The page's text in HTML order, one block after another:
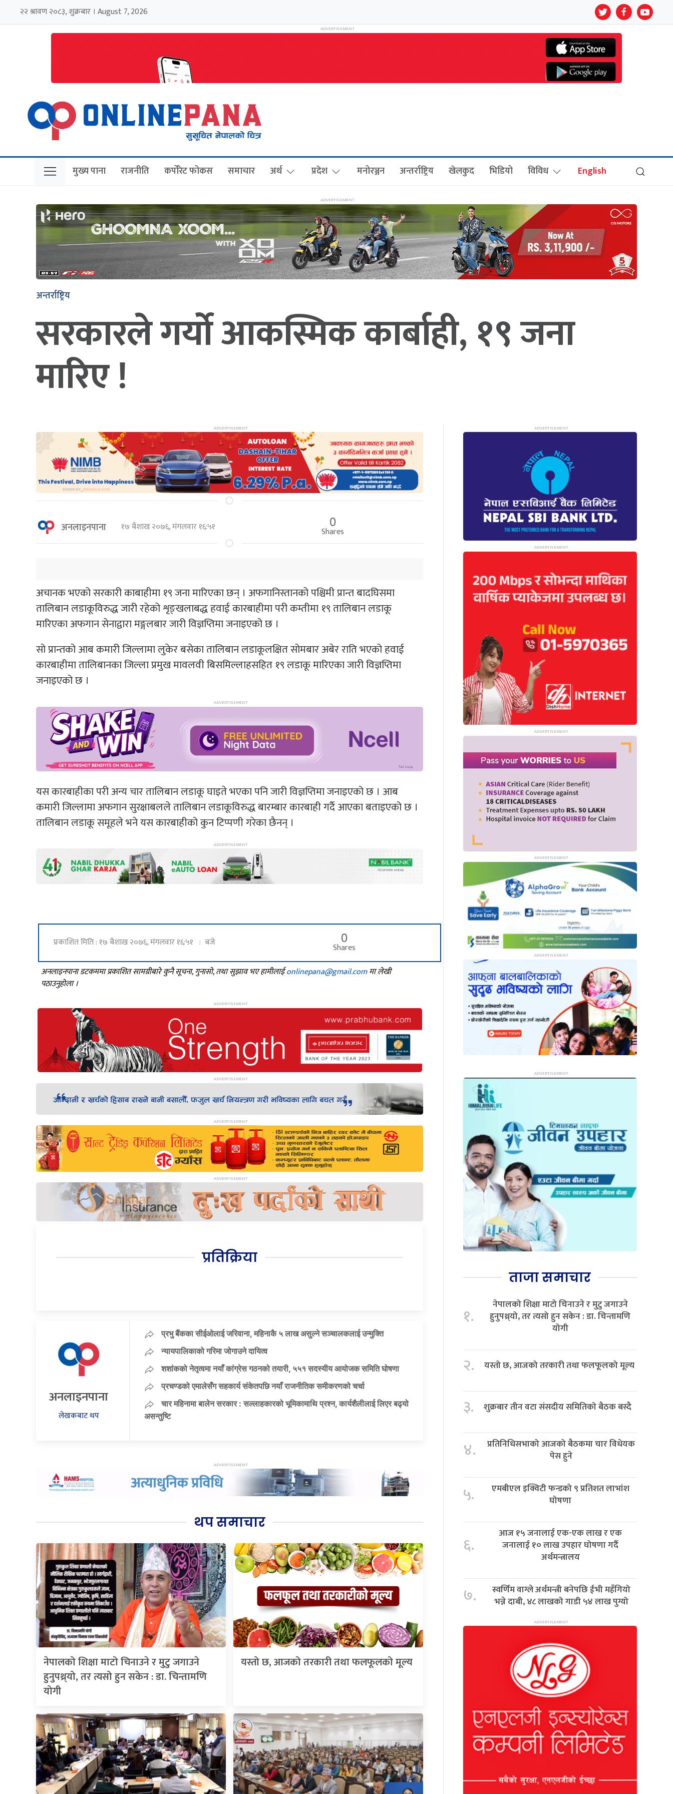
२२ श्रावण २०८३, शुक्रबार । August 7, 2026
मुख्य पाना राजनीति कर्पोरेट फोकस समाचार अर्थ प्रदेश मनोरञ्जन अन्तर्राष्ट्रिय खेलकुद भिडियो विविध English
अन्तर्राष्ट्रिय
सरकारले गर्यो आकस्मिक कार्बाही, १९ जना
मारिए !
अनलाइनपाना १७ बैशाख २०७६, मंगलवार १६:५१ 0
Shares
अचानक भएको सरकारी काबाहीमा १९ जना मारिएका छन् । अफगानिस्तानको पश्चिमी प्रान्त बादघिसमा
तालिबान लडाकूविरुद्ध जारी रहेको शृङ्खलाबद्ध हवाई कारबाहीमा परी कम्तीमा १९ तालिबान लडाकू
मारिएका अफगान सेनाद्वारा मङ्गलबार जारी विज्ञप्तिमा जनाइएको छ ।
सो प्रान्तको आब कमारी जिल्लामा लुकेर बसेका तालिबान लडाकूलक्षित सोमबार अबेर राति भएको हवाई
कारबाहीमा तालिबानका जिल्ला प्रमुख मावलवी बिसमिल्लाहसहित १९ लडाकू मारिएका जारी विज्ञप्तिमा
जनाइएको छ ।
यस कारबाहीका परी अन्य चार तालिबान लडाकू घाइते भएका पनि जारी विज्ञप्तिमा जनाइएको छ । आब
कमारी जिल्लामा अफगान सुरक्षाबलले तालिबान लडाकूविरुद्ध बारम्बार कारबाही गर्दै आएका बताइएको छ ।
तालिबान लडाकू समूहले भने यस कारबाहीको कुन टिप्पणी गरेका छैनन् ।
प्रकाशित मिति : १७ बैशाख २०७६, मंगलवार १६:५१ : बजे 0
Shares
अनलाइनपाना डटकममा प्रकाशित सामग्रीबारे कुनै सूचना, गुनासो, तथा सुझाव भए हामीलाईonlinepana@gmail.comमा लेखी
पठाउनुहोला ।
प्रतिक्रिया
अनलाइनपाना
लेखकबाट थप
प्रभु बैंकका सीईओलाई जरिवाना, महिनाकै ५ लाख असुल्ने सञ्चालकलाई उन्मुक्ति
न्यायपालिकाको गरिमा जोगाउने दायित्व
शशांकको नेतृत्वमा नयाँ कांग्रेस गठनको तयारी, ५५१ सदस्यीय आयोजक समिति घोषणा
प्रचण्डको एमालेसँग सहकार्य संकेतपछि नयाँ राजनीतिक समीकरणको चर्चा
चार महिनामा बालेन सरकार : सल्लाहकारको भूमिकामाथि प्रश्न, कार्यशैलीलाई लिएर बढ्यो
असन्तुष्टि
थप समाचार
नेपालको शिक्षा माटो चिनाउने र मुटु जगाउने
हुनुपथ्र्यो, तर त्यसो हुन सकेन : डा. चिन्तामणि
योगी
यस्तो छ, आजको तरकारी तथा फलफूलको मूल्य
ताजा समाचार
१.
नेपालको शिक्षा माटो चिनाउने र मुटु जगाउने
हुनुपथ्र्यो, तर त्यसो हुन सकेन : डा. चिन्तामणि
योगी
२. यस्तो छ, आजको तरकारी तथा फलफूलको मूल्य
३. शुक्रबार तीन वटा संसदीय समितिको बैठक बस्दै
४.
प्रतिनिधिसभाको आजको बैठकमा चार विधेयक
पेस हुने
५.
एमबीएल इक्विटी फन्डको ९ प्रतिशत लाभांश
घोषणा
६.
आज १५ जनालाई एक-एक लाख र एक
जनालाई १० लाख उपहार घोषणा गर्दै
अर्थमन्त्रालय
७.
स्वर्णिम वाग्ले अर्थमन्त्री बनेपछि ईभी महँगियो
भन्ने दाबी, ४८ लाखको गाडी ५४ लाख पुग्यो